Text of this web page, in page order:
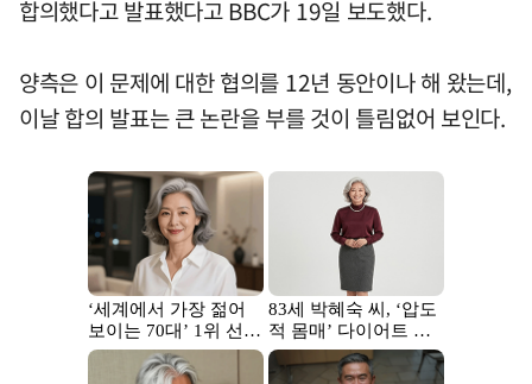
합의했다고 발표했다고 BBC가 19일 보도했다.
양측은 이 문제에 대한 협의를 12년 동안이나 해 왔는데,
이날 합의 발표는 큰 논란을 부를 것이 틀림없어 보인다.